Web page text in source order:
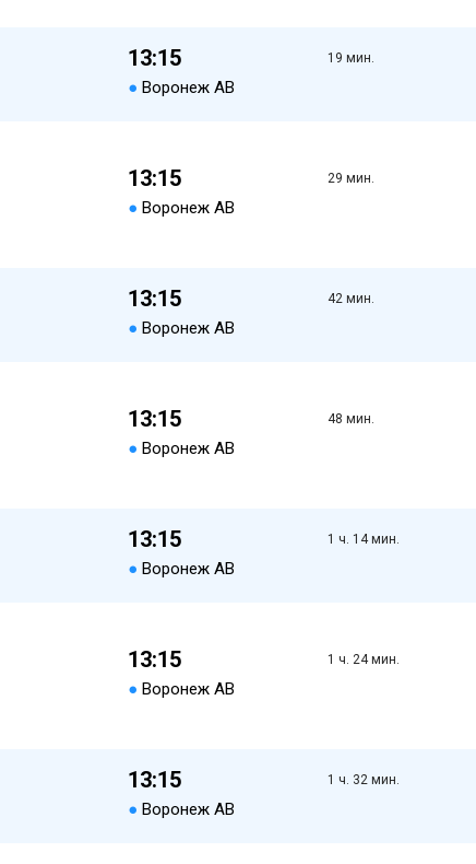
13:15
● Воронеж АВ
19 мин.
13:15
● Воронеж АВ
29 мин.
13:15
● Воронеж АВ
42 мин.
13:15
● Воронеж АВ
48 мин.
13:15
● Воронеж АВ
1 ч. 14 мин.
13:15
● Воронеж АВ
1 ч. 24 мин.
13:15
● Воронеж АВ
1 ч. 32 мин.